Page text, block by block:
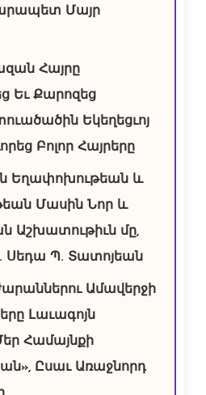
Մայր
Հայրը
Եւ Քարոզեց
Եկեղեցւոյ
Բոլոր Հայրերը
Եղափոխութեան և
Մասին Նոր և
Աշխատութիւն մը,
Սեդա Պ. Տատոյեան
Ամավերջի
Լաւագոյն
Համայնքի
Ըսաւ Առաջնորդ